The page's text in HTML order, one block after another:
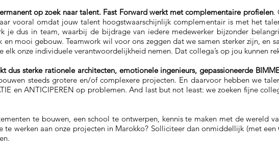
op zoek naar talent. Fast Forward werkt met complementaire profielen.
vooral omdat jouw talent hoogstwaarschijnlijk complementair is met het
je dus in team, waarbij de bijdrage van iedere medewerker bijzonder
mooi gebouw. Teamwork wil voor ons zeggen dat we samen sterker zijn, en
elk onze individuele verantwoordelijkheid nemen. Dat collega’s op jou kunnen
dus sterke rationele architecten, emotionele ingenieurs, gepassioneerde
steeds grotere en/of complexere projecten. En daarvoor hebben we
en ANTICIPEREN op problemen. And last but not least: we zoeken fijne
te bouwen, een school te ontwerpen, kennis te maken met de wereld
te werken aan onze projecten in Marokko? Solliciteer dan onmiddellijk (met een